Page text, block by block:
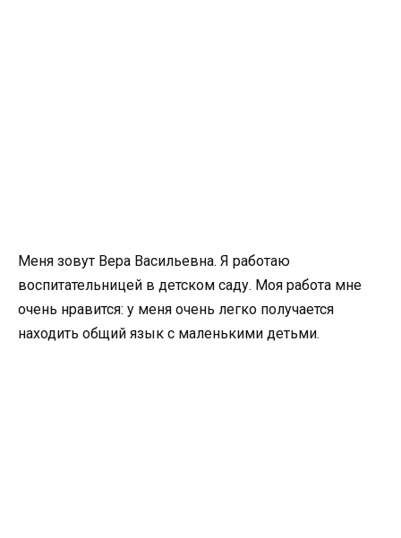
Меня зовут Вера Васильевна. Я работаю
воспитательницей в детском саду. Моя работа мне
очень нравится: у меня очень легко получается
находить общий язык с маленькими детьми.